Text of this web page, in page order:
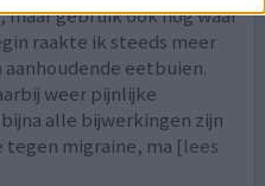
gebruik ook nog waar
raakte ik steeds meer
eetbuien.
weer pijnlijke
alle bijwerkingen zijn
tegen migraine, ma [lees